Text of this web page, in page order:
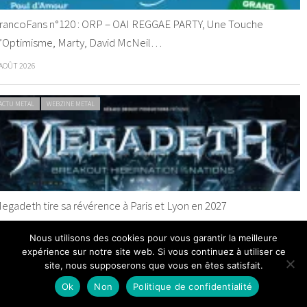
n°120 : ORP – OAI REGGAE PARTY, Une Touche
Marty, David McNeil…
2026
METAL WEBZINE METAL
tire sa révérence à Paris et Lyon en 2027
WEBZINE METAL
Nous utilisons des cookies pour vous garantir la meilleure
expérience sur notre site web. Si vous continuez à utiliser ce
site, nous supposerons que vous en êtes satisfait.
Ok
Non Politique de confidentialité